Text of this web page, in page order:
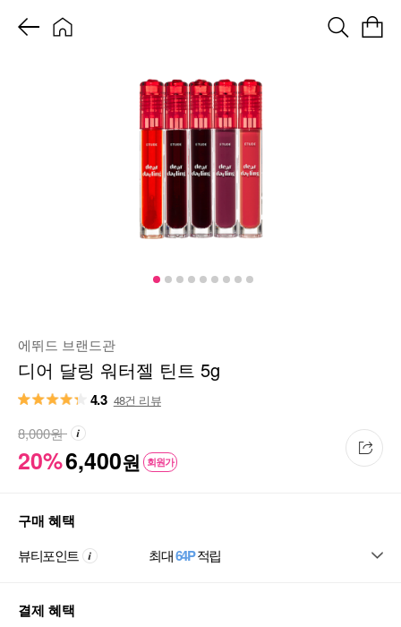
에뛰드 브랜드관
디어 달링 워터젤 틴트 5g
4.3 48건 리뷰
20%6,400원 회원가
8,000원
구매 혜택
뷰티포인트 최대64P적립
결제 혜택